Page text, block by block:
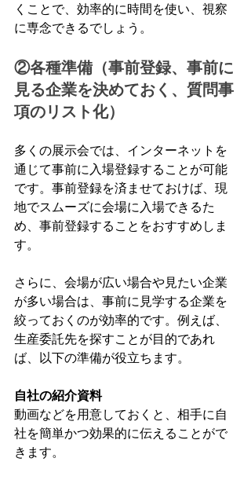
くことで、効率的に時間を使い、視察
に専念できるでしょう。
②各種準備（事前登録、事前に
見る企業を決めておく、質問事
項のリスト化）
多くの展示会では、インターネットを
通じて事前に入場登録することが可能
です。事前登録を済ませておけば、現
地でスムーズに会場に入場できるた
め、事前登録することをおすすめしま
す。
さらに、会場が広い場合や見たい企業
が多い場合は、事前に見学する企業を
絞っておくのが効率的です。例えば、
生産委託先を探すことが目的であれ
ば、以下の準備が役立ちます。
自社の紹介資料
動画などを用意しておくと、相手に自
社を簡単かつ効果的に伝えることがで
きます。